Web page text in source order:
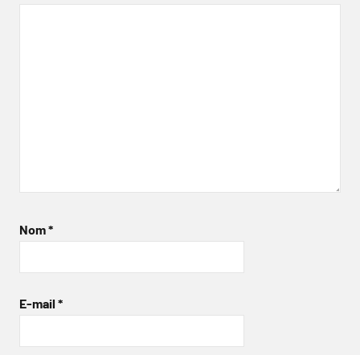
Nom*
E-mail *